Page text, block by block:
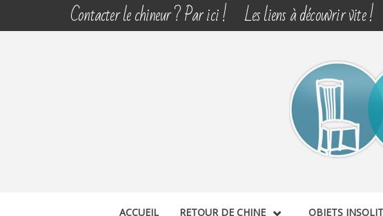
Contacter le chineur ? Par ici ! Les liens à découvrir vite !
ACCUEIL RETOUR DE CHINE OBJETS